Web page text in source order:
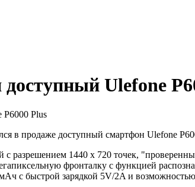
Ulefone
в продаже доступный смартфон Ulefone
разрешением 1440 х 720 точек,
фронталку с функцией
с быстрой зарядкой 5V/2A и